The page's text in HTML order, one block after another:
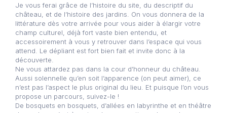
Je vous ferai grâce de l’histoire du site, du descriptif du
château, et de l’histoire des jardins. On vous donnera de la
littérature dès votre arrivée pour vous aider à élargir votre
champ culturel, déjà fort vaste bien entendu, et
accessoirement à vous y retrouver dans l’espace qui vous
attend. Le dépliant est fort bien fait et invite donc à la
découverte.
Ne vous attardez pas dans la cour d’honneur du château.
Aussi solennelle qu’en soit l’apparence (on peut aimer), ce
n’est pas l’aspect le plus original du lieu. Et puisque l’on vous
propose un parcours, suivez-le !
De bosquets en bosquets, d’allées en labyrinthe et en théâtre